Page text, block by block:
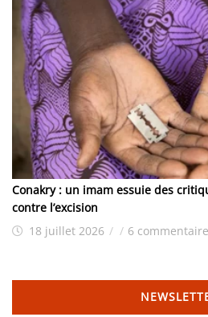
Conakry : un imam essuie des
contre l’excision
18 juillet 2026 / / 6